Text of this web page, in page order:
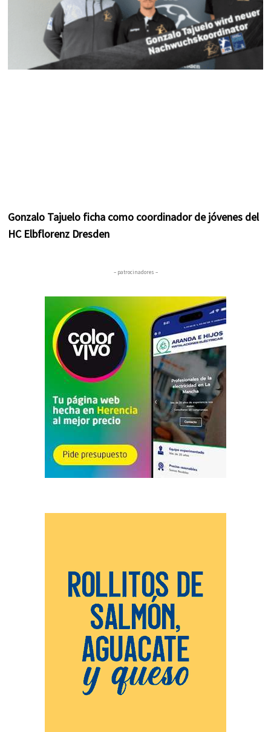
Gonzalo Tajuelo ficha como coordinador de jóvenes del
HC Elbflorenz Dresden
– patrocinadores –